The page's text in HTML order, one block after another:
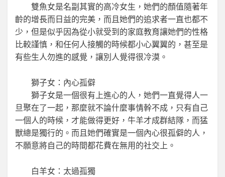
雙魚女是名副其實的高冷女生，她們的顏值隨著年
齡的增長而日益的完美，而且她們的追求者一直也都不
少，但是似乎因為從小就受到的家庭教育讓她們的性格
比較謹慎，和任何人接觸的時候都小心翼翼的，甚至是
有些生人勿進的感覺，讓別人覺得很冷漠。
獅子女：內心孤僻
獅子女是一個很有上進心的人，她們一直覺得人一
旦聚在了一起，那麼就不論什麼事情幹不成，只有自己
一個人的時候，才能做得更好，牛羊才成群結隊，而猛
獸總是獨行的。而且她們確實是一個內心很孤僻的人，
不願意將自己的時間都花費在無用的社交上。
白羊女：太過孤獨